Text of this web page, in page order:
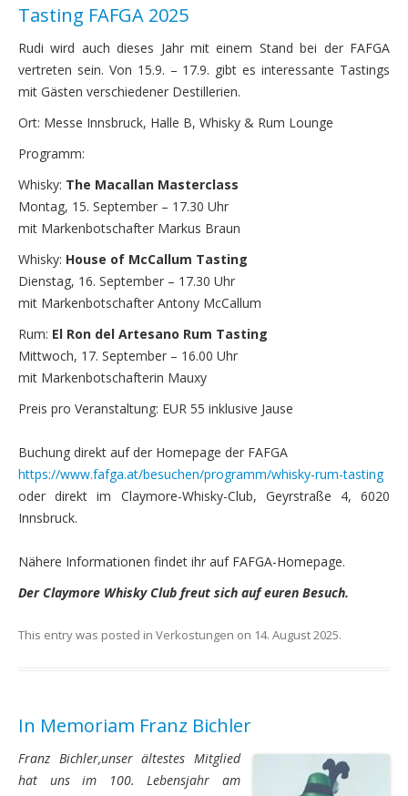
Tasting FAFGA 2025
Rudi wird auch dieses Jahr mit einem Stand bei der FAFGA
vertreten sein. Von 15.9. – 17.9. gibt es interessante Tastings
mit Gästen verschiedener Destillerien.
Ort: Messe Innsbruck, Halle B, Whisky & Rum Lounge
Programm:
Whisky: The Macallan Masterclass
Montag, 15. September – 17.30 Uhr
mit Markenbotschafter Markus Braun
Whisky: House of McCallum Tasting
Dienstag, 16. September – 17.30 Uhr
mit Markenbotschafter Antony McCallum
Rum: El Ron del Artesano Rum Tasting
Mittwoch, 17. September – 16.00 Uhr
mit Markenbotschafterin Mauxy
Preis pro Veranstaltung: EUR 55 inklusive Jause
Buchung direkt auf der Homepage der FAFGA
https://www.fafga.at/besuchen/programm/whisky-rum-tasting
oder direkt im Claymore-Whisky-Club, Geyrstraße 4, 6020
Innsbruck.
Nähere Informationen findet ihr auf FAFGA-Homepage.
Der Claymore Whisky Club freut sich auf euren Besuch.
This entry was posted in Verkostungen on 14. August 2025.
In Memoriam Franz Bichler
Franz Bichler,unser ältestes Mitglied
hat uns im 100. Lebensjahr am